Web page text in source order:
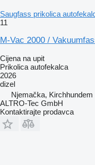
Saugfass prikolica
11
M-Vac 2000 /
Cijena na upit
Prikolica autofekalca
2026
dizel
Njemačka, Kirchhundem
ALTRO-Tec GmbH
Kontaktirajte prodavca